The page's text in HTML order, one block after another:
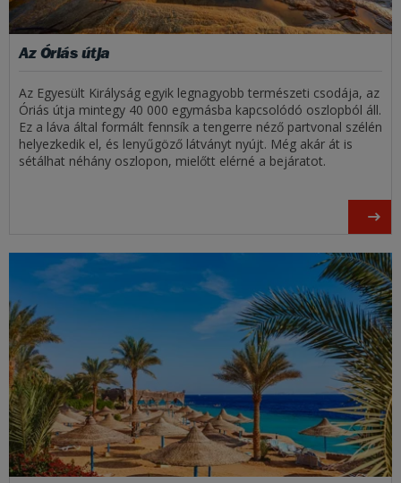
Az Óriás útja
Az Egyesült Királyság egyik legnagyobb természeti csodája, az
Óriás útja mintegy 40 000 egymásba kapcsolódó oszlopból áll.
Ez a láva által formált fennsík a tengerre néző partvonal szélén
helyezkedik el, és lenyűgöző látványt nyújt. Még akár át is
sétálhat néhány oszlopon, mielőtt elérné a bejáratot.